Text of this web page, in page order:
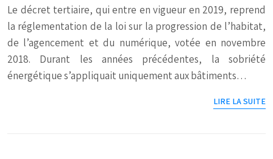
Le décret tertiaire, qui entre en vigueur en 2019, reprend
la réglementation de la loi sur la progression de l’habitat,
de l’agencement et du numérique, votée en novembre
2018. Durant les années précédentes, la sobriété
énergétique s’appliquait uniquement aux bâtiments…
LIRE LA SUITE